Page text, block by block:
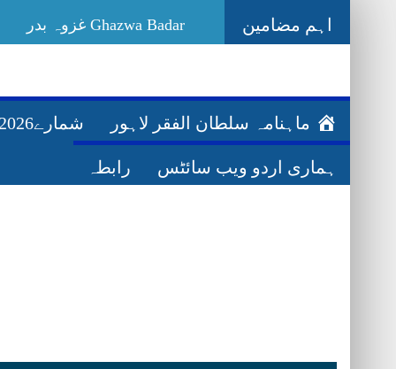
اہم مضامین Ghazwa Badar غزوہ بدر
ماہنامہ سلطان الفقر لاہور شمارے2026ء
ہماری اردو ویب سائٹس رابطہ